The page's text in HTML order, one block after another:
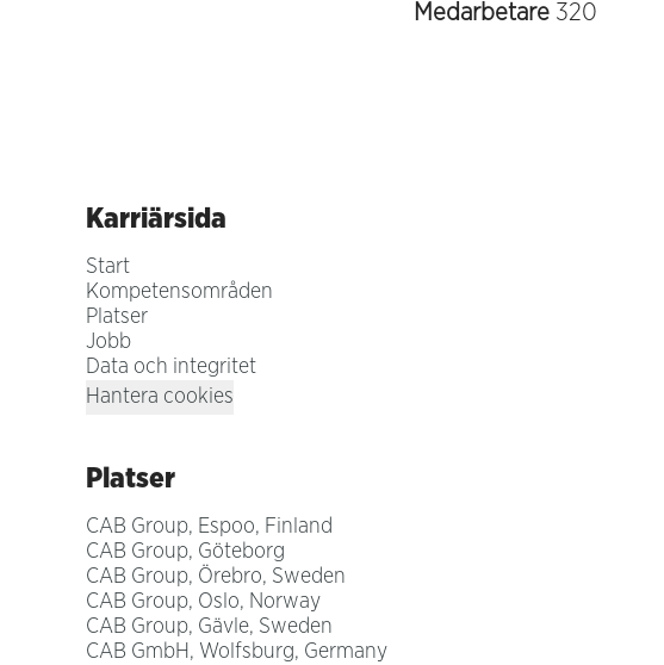
Medarbetare 320
Karriärsida
Start
Kompetensområden
Platser
Jobb
Data och integritet
Hantera cookies
Platser
CAB Group, Espoo, Finland
CAB Group, Göteborg
CAB Group, Örebro, Sweden
CAB Group, Oslo, Norway
CAB Group, Gävle, Sweden
CAB GmbH, Wolfsburg, Germany